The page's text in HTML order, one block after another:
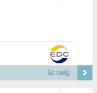
Se bolig